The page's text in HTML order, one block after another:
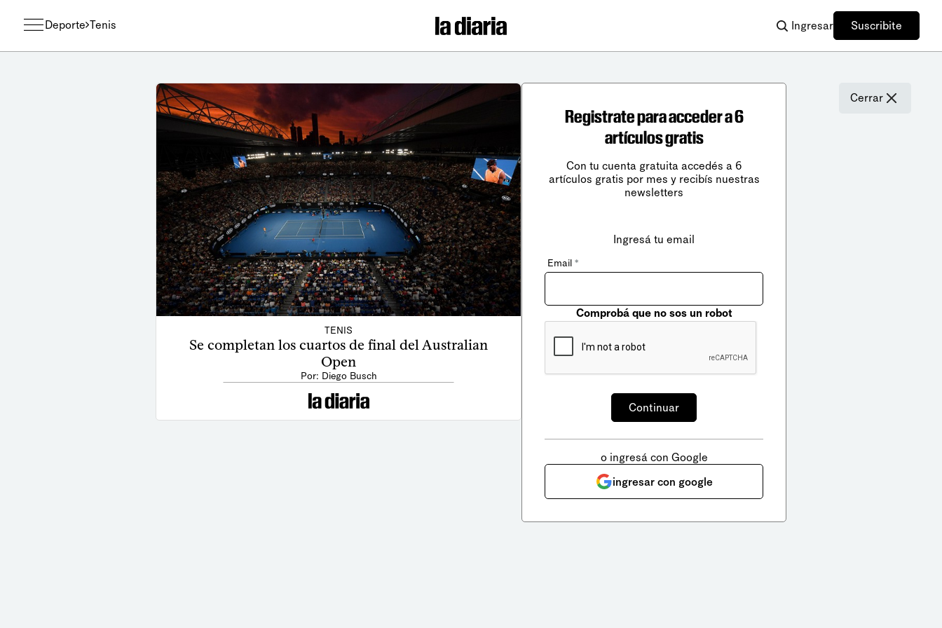
Deporte Tenis Ingresar Suscribite
TENIS
Se completan los cuartos de final del Australian
Open
Por: Diego Busch
Cerrar
Registrate para acceder a 6
artículos gratis
Con tu cuenta gratuita accedés a 6
artículos gratis por mes y recibís nuestras
newsletters
Ingresá tu email
Email *
Comprobá que no sos un robot
o ingresá con Google
ingresar con google